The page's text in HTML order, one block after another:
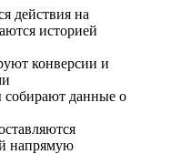
действия на
историей
конверсии и
данные о
напрямую